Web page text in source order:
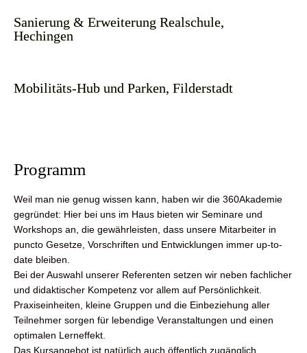
Sanierung & Erweiterung Realschule,
Hechingen
Mobilitäts-Hub und Parken, Filderstadt
Programm
Weil man nie genug wissen kann, haben wir die 360Akademie
gegründet: Hier bei uns im Haus bieten wir Seminare und
Workshops an, die gewährleisten, dass unsere Mitarbeiter in
puncto Gesetze, Vorschriften und Entwicklungen immer up-to-
date bleiben.
Bei der Auswahl unserer Referenten setzen wir neben fachlicher
und didaktischer Kompetenz vor allem auf Persönlichkeit.
Praxiseinheiten, kleine Gruppen und die Einbeziehung aller
Teilnehmer sorgen für lebendige Veranstaltungen und einen
optimalen Lerneffekt.
Das Kursangebot ist natürlich auch öffentlich zugänglich.